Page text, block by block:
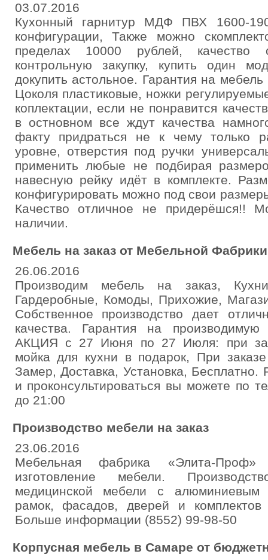
03.07.2016
Кухонный гарнитур МДФ ПВХ 1600-
конфигурации, Также можно
пределах 10000 рублей, качество
контрольную закупку, купить один
докупить астольное. Гарантия на
Цоколя пластиковые, ножки
коплектации, если не понравится
в остновном все ждут качества
факту придраться не к чему только
уровне, отверстия под ручки
применить любые не подбирая
навесную рейку идёт в комплекте.
конфигурировать можно под свои
Качество отличное не придерёшся!!
наличии.
Мебель на заказ от Мебельной Фабрики
26.06.2016
Производим мебель на заказ,
Гардеробные, Комоды, Прихожие,
Собственное производство дает
качества. Гарантия на
АКЦИЯ с 27 Июня по 27 Июля: при
мойка для кухни в подарок, При
Замер, Доставка, Установка, Бесплатно.
и проконсультироваться вы можете по
до 21:00
Производство мебели на заказ
23.06.2016
Мебельная фабрика «Элита-
изготовление мебели.
медицинской мебели с алюминиевым
рамок, фасадов, дверей и
Больше информации (8552) 99-98-50
Корпусная мебель в Самаре от